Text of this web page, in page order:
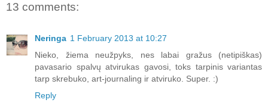
13 comments:
Neringa 1 February 2013 at 10:27
Nieko, žiema neužpyks, nes labai gražus (netipiškas)
pavasario spalvų atvirukas gavosi, toks tarpinis variantas
tarp skrebuko, art-journaling ir atviruko. Super. :)
Reply